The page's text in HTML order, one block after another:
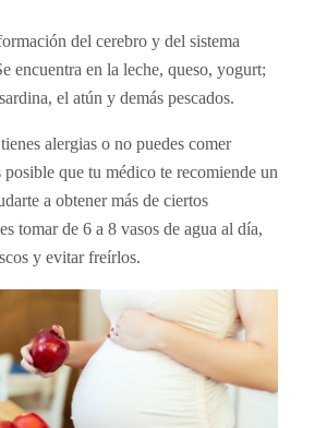
del cerebro y del sistema
encuentra en la leche, queso, yogurt;
el atún y demás pescados.
alergias o no puedes comer
posible que tu médico te recomiende un
a obtener más de ciertos
tomar de 6 a 8 vasos de agua al día,
y evitar freírlos.